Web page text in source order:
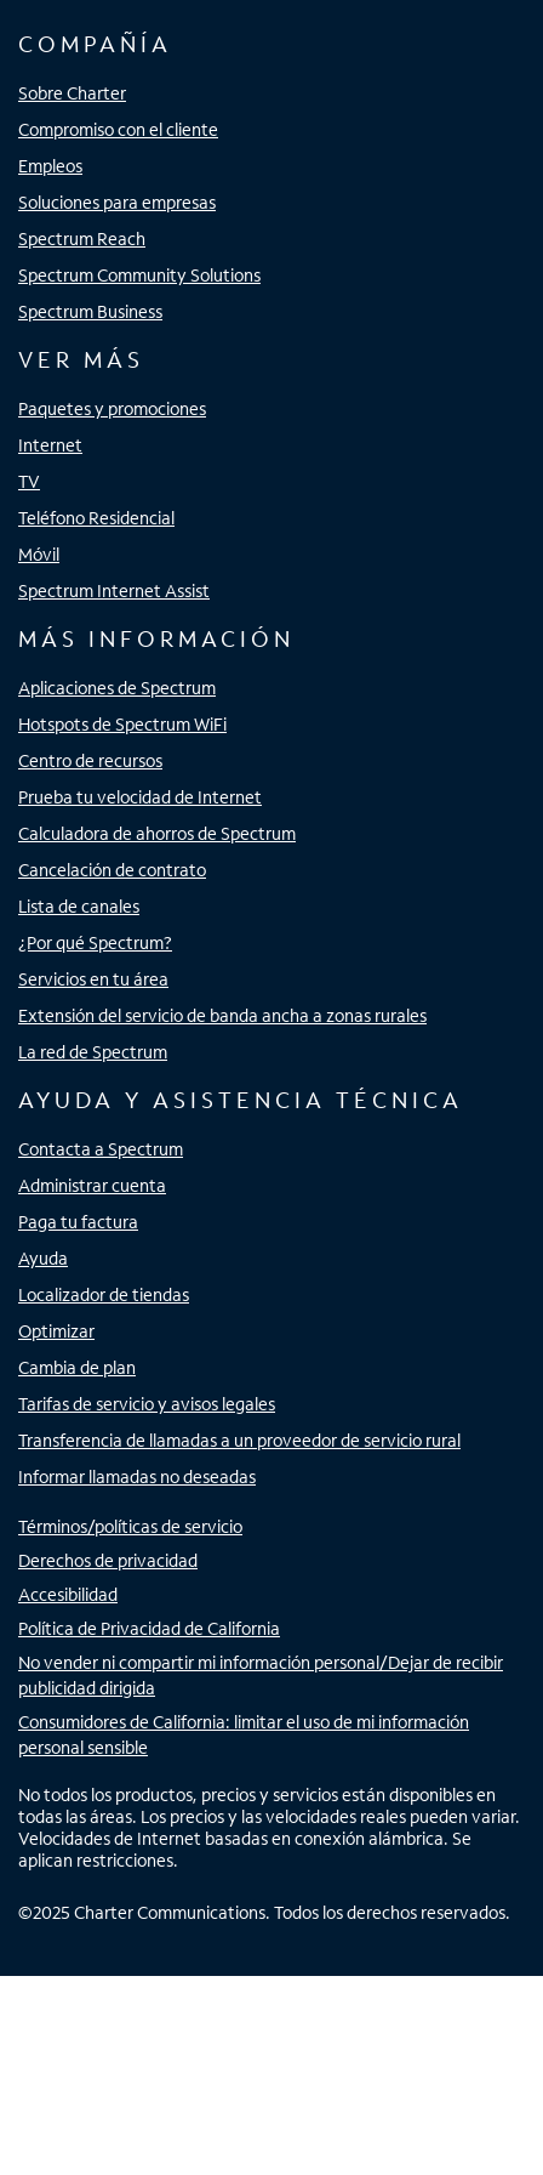
COMPAÑÍA
Sobre Charter
Compromiso con el cliente
Empleos
Soluciones para empresas
Spectrum Reach
Spectrum Community Solutions
Spectrum Business
VER MÁS
Paquetes y promociones
Internet
TV
Teléfono Residencial
Móvil
Spectrum Internet Assist
MÁS INFORMACIÓN
Aplicaciones de Spectrum
Hotspots de Spectrum WiFi
Centro de recursos
Prueba tu velocidad de Internet
Calculadora de ahorros de Spectrum
Cancelación de contrato
Lista de canales
¿Por qué Spectrum?
Servicios en tu área
Extensión del servicio de banda ancha a zonas rurales
La red de Spectrum
AYUDA Y ASISTENCIA TÉCNICA
Contacta a Spectrum
Administrar cuenta
Paga tu factura
Ayuda
Localizador de tiendas
Optimizar
Cambia de plan
Tarifas de servicio y avisos legales
Transferencia de llamadas a un proveedor de servicio rural
Informar llamadas no deseadas
Términos/políticas de servicio
Derechos de privacidad
Accesibilidad
Política de Privacidad de California
No vender ni compartir mi información personal/Dejar de recibir
publicidad dirigida
Consumidores de California: limitar el uso de mi información
personal sensible
No todos los productos, precios y servicios están disponibles en
todas las áreas. Los precios y las velocidades reales pueden variar.
Velocidades de Internet basadas en conexión alámbrica. Se
aplican restricciones.
©2025 Charter Communications. Todos los derechos reservados.